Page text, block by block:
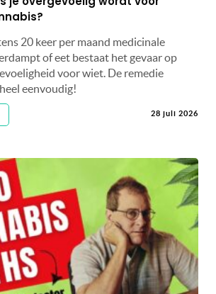
20 keer per maand medicinale
of eet bestaat het gevaar op
voor wiet. De remedie
eenvoudig!
28 juli 2026